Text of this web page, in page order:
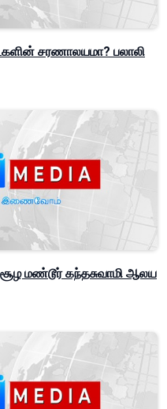
சரணாலயமா? பலாலி
மண்டூர் கந்தசுவாமி ஆலய